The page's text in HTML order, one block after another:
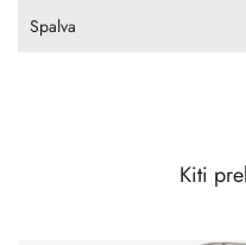
Spalva
Kiti